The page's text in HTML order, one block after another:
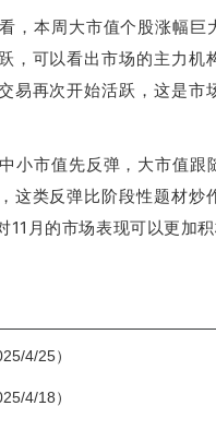
，本周大市值个股涨幅巨
，可以看出市场的主力机
易再次开始活跃，这是市
小市值先反弹，大市值跟
这类反弹比阶段性题材炒
11月的市场表现可以更加积
4/25）
4/18）